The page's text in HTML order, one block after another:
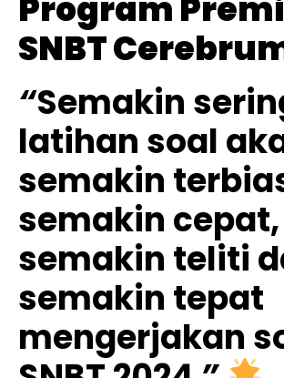
Program
SNBT
“Semakin
latihan soal
semakin
semakin cepat,
semakin teliti
semakin tepat
mengerjakan